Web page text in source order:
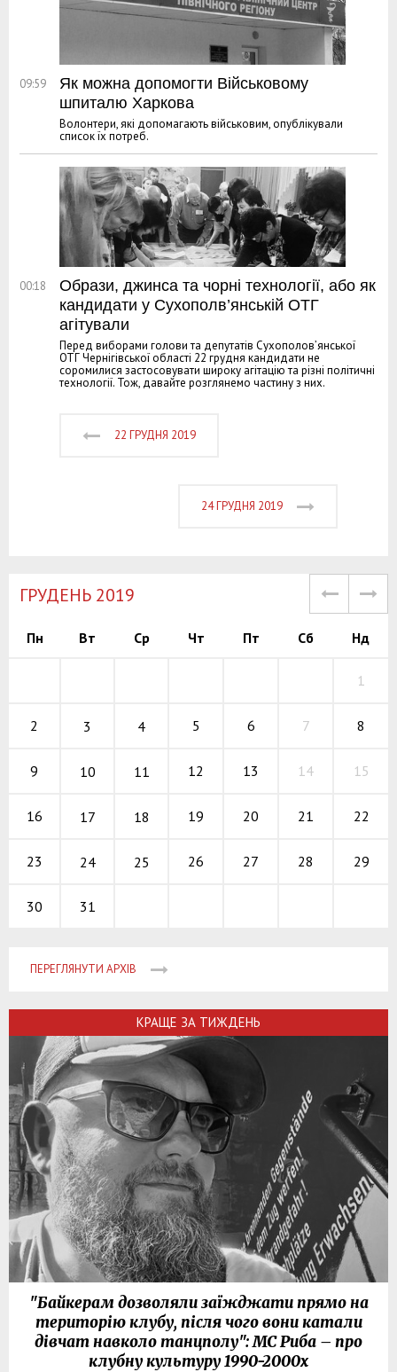
09:59
Як можна допомогти Військовому
шпиталю Харкова
Волонтери, які допомагають військовим, опублікували
список їх потреб.
00:18
Образи, джинса та чорні технології, або як
кандидати у Сухополв’янській ОТГ
агітували
Перед виборами голови та депутатів Сухополов’янської
ОТГ Чернігівської області 22 грудня кандидати не
соромилися застосовувати широку агітацію та різні політичні
технології. Тож, давайте розглянемо частину з них.
22 ГРУДНЯ 2019
24 ГРУДНЯ 2019
ГРУДЕНЬ 2019
Пн Вт Ср Чт Пт Сб Нд
1
2 3 4 5 6 7 8
9 10 11 12 13 14 15
16 17 18 19 20 21 22
23 24 25 26 27 28 29
30 31
ПЕРЕГЛЯНУТИ АРХІВ
КРАЩЕ ЗА ТИЖДЕНЬ
"Байкерам дозволяли заїжджати прямо на
територію клубу, після чого вони катали
дівчат навколо танцполу": МС Риба – про
клубну культуру 1990-2000х